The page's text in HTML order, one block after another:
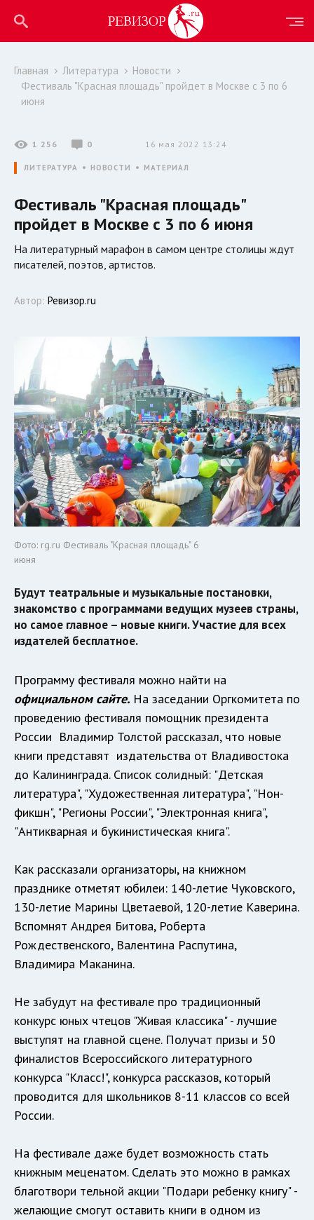
Главная Литература
Новости
Фестиваль "Красная площадь" пройдет в Москве с 3 по 6
июня
1 256 0 16 мая 2022 13:24
ЛИТЕРАТУРА НОВОСТИ МАТЕРИАЛ
Фестиваль "Красная площадь"
пройдет в Москве с 3 по 6 июня
На литературный марафон в самом центре столицы ждут
писателей, поэтов, артистов.
Автор: Ревизор.ru
Фото: rg.ru Фестиваль "Красная площадь" 6
июня
Будут театральные и музыкальные постановки,
знакомство с программами ведущих музеев страны,
но самое главное – новые книги. Участие для всех
издателей бесплатное.
Программу фестиваля можно найти на
официальном сайте. На заседании Оргкомитета по
проведению фестиваля помощник президента
России Владимир Толстой рассказал, что новые
книги представят издательства от Владивостока
до Калининграда. Список солидный: "Детская
литература", "Художественная литература", "Нон-
фикшн", "Регионы России", "Электронная книга",
"Антикварная и букинистическая книга".
Как рассказали организаторы, на книжном
празднике отметят юбилеи: 140-летие Чуковского,
130-летие Марины Цветаевой, 120-летие Каверина.
Вспомнят Андрея Битова, Роберта
Рождественского, Валентина Распутина,
Владимира Маканина.
Не забудут на фестивале про традиционный
конкурс юных чтецов "Живая классика" - лучшие
выступят на главной сцене. Получат призы и 50
финалистов Всероссийского литературного
конкурса "Класс!", конкурса рассказов, который
проводится для школьников 8-11 классов со всей
России.
На фестивале даже будет возможность стать
книжным меценатом. Сделать это можно в рамках
благотвори тельной акции "Подари ребенку книгу" -
желающие смогут оставить книги в одном из